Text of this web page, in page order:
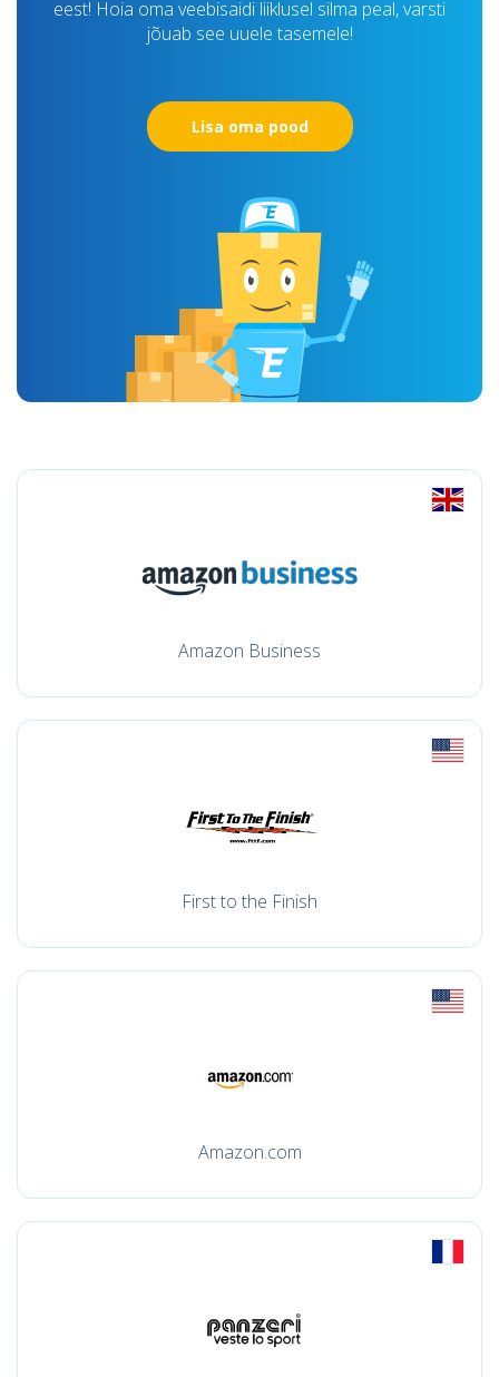
eest! Hoia oma veebisaidi liiklusel silma peal, varsti
jõuab see uuele tasemele!
Lisa oma pood
Amazon Business
First to the Finish
Amazon.com